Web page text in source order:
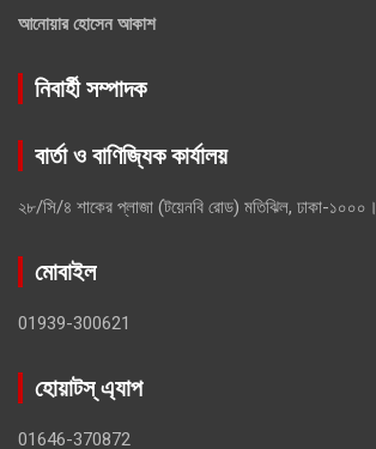
আনোয়ার হোসেন আকাশ
নিবার্হী সম্পাদক
বার্তা ও বাণিজ্যিক কার্যালয়
২৮/সি/৪ শাকের প্লাজা (টয়েনবি রোড) মতিঝিল, ঢাকা-১০০০।
মোবাইল
01939-300621
হোয়াটস্ এ্যাপ
01646-370872